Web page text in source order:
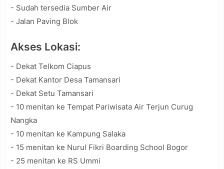
- Sudah tersedia Sumber Air
- Jalan Paving Blok
Akses Lokasi:
- Dekat Telkom Ciapus
- Dekat Kantor Desa Tamansari
- Dekat Setu Tamansari
- 10 menitan ke Tempat Pariwisata Air Terjun Curug
Nangka
- 10 menitan ke Kampung Salaka
- 15 menitan ke Nurul Fikri Boarding School Bogor
- 25 menitan ke RS Ummi